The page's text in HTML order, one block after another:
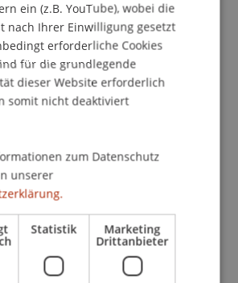
| mit Christina Philipp
in Orte auf dem Campus | mit
| mit dem
Bachelor
| mit Christina Philipp
unserere Student Ambassadors |
und Abschied | mit
ein (z.B. YouTube), wobei die
nach Ihrer Einwilligung gesetzt
erforderliche Cookies
für die grundlegende
dieser Website erforderlich
somit nicht deaktiviert
zum Datenschutz
unserer
Statistik Marketing
Drittanbieter